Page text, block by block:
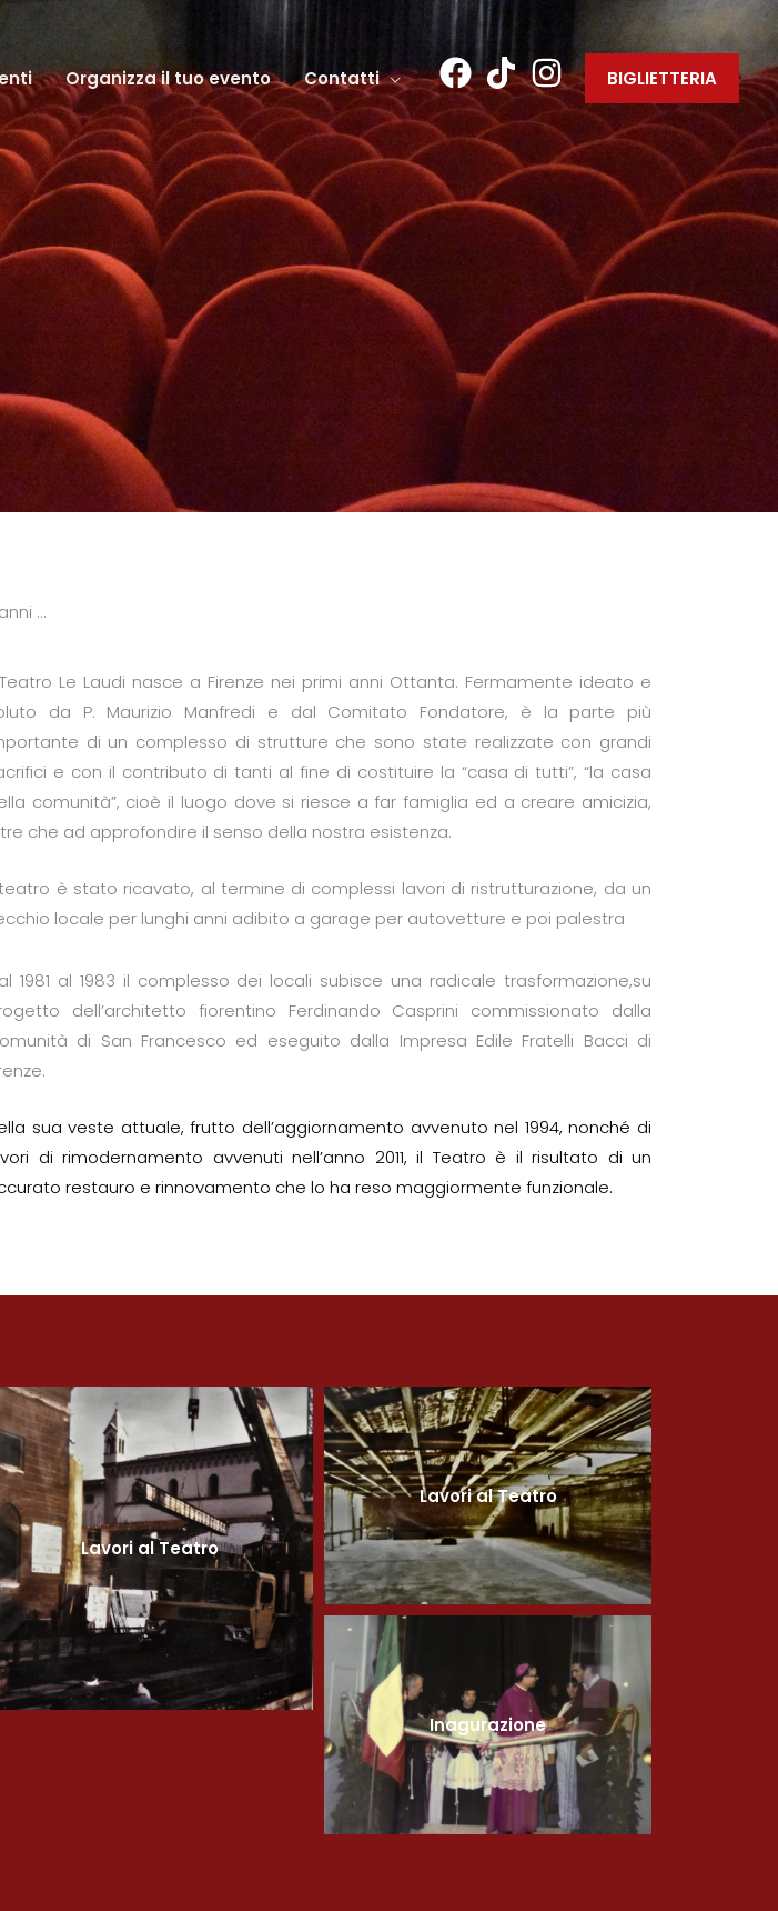
Organizza il tuo evento Contatti BIGLIETTERIA
...
Le Laudi nasce a Firenze nei primi anni Ottanta. Fermamente ideato e
da P. Maurizio Manfredi e dal Comitato Fondatore, è la parte più
di un complesso di strutture che sono state realizzate con grandi
e con il contributo di tanti al fine di costituire la “casa di tutti”, “la casa
comunità”, cioè il luogo dove si riesce a far famiglia ed a creare amicizia,
che ad approfondire il senso della nostra esistenza.
è stato ricavato, al termine di complessi lavori di ristrutturazione, da un
locale per lunghi anni adibito a garage per autovetture e poi palestra
1981 al 1983 il complesso dei locali subisce una radicale trasformazione,su
dell’architetto fiorentino Ferdinando Casprini commissionato dalla
di San Francesco ed eseguito dalla Impresa Edile Fratelli Bacci di
sua veste attuale, frutto dell’aggiornamento avvenuto nel 1994, nonché di
di rimodernamento avvenuti nell’anno 2011, il Teatro è il risultato di un
restauro e rinnovamento che lo ha reso maggiormente funzionale.
Lavori al Teatro
Lavori al Teatro
Inagurazione